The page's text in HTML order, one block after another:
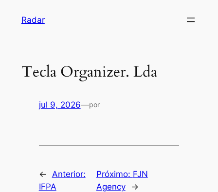
Radar
Tecla Organizer. Lda
jul 9, 2026—por
←
Anterior:
IFPA
Próximo: FJN
Agency
→